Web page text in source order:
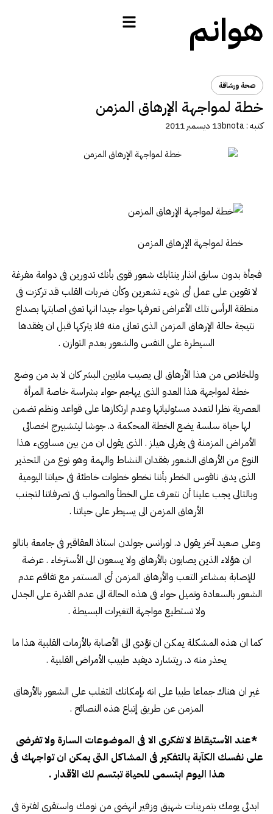
هوانم
صحة ورشاقة
خطة لمواجهة الإرهاق المزمن ‍‍
كتبه :bnota13 ديسمبر 2011
خطة لمواجهة الإرهاق المزمن ‍‍
فجأة بدون سابق انذار ينتابك شعور قوى بأنك تدورين فى دوامة مفرغة
لا تقوين على عمل أى شىء تشعرين وكأن ضربات القلب قد تركزت فى
منطقة الرأس تلك الأعراض تعرفها حواء جيدا انها تعنى اصابتها بصداع
نتيجة حالة الإرهاق المزمن الذى تعانى منه فلا يتركها قبل ان يفقدها
السيطرة على النفس والشعور بعدم التوازن .
وللخلاص من هذا الأرهاق الى يصيب ملايين البشر كان لا بد من وضع
خطة لمواجهة هذا العدو الذى يهاجم حواء بشراسة خاصة المرأة
العصرية نظرا لتعدد مسئولياتها وعدم ارتكازها على قواعد ونظم تضمن
لها حياة سلسة يضع الخطة المحكمة د. جوشا ليتشبيرج اخصائى
الأمراض المزمنة فى يفرلى هيلز . الذى يقول ان من بين مساوىء هذا
النوع من الأرهاق الشعور بفقدان النشاط والهمة وهو نوع من التحذير
الذى يدق ناقوس الخطر بأننا نخطو خطوات خاطئة فى حياتنا اليومية
وبالتالى يجب علينا أن نتعرف على الخطأ والصواب فى تصرفاتنا لتجنب
الأرهاق المزمن الى يسيطر على حياتنا .
وعلى صعيد آخر يقول د. لورانس جولدن استاذ العقاقير فى جامعة بانالو
ان هؤلاء الذين يصابون بالأرهاق ولا يسعون الى الأسترخاء . عرضة
للإصابة بمشاعر التعب والأرهاق المزمن أى المستمر مع تفاقم عدم
الشعور بالسعادة وتميل حواء فى هذه الحالة الى عدم القدرة على الجدل
ولا تستطيع مواجهة التغيرات البسيطة .
كما ان هذه المشكلة يمكن ان تؤدى الى الأصابة بالأزمات القلبية هذا ما
يحذر منه د. ريتشارد ديفيد طبيب الأمراض القلبية .
غير ان هناك جماعا طبيا على انه بإمكانك التغلب على الشعور بالأرهاق
المزمن عن طريق إتباع هذه النصائح .
*عند الأستيقاظ لا تفكرى الا فى الموضوعات السارة ولا تفرضى
على نفسك الكآبة بالتفكير فى المشاكل التى يمكن ان تواجهك فى
هذا اليوم ابتسمى للحياة تبتسم لك الأقدار .
ابدئى يومك بتمرينات شهيق وزفير انهضى من نومك واستقرى لفترة فى